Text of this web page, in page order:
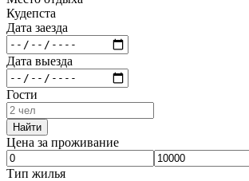
Кудепста
Дата заезда
Дата выезда
Гости
Найти
Цена за проживание
Тип жилья